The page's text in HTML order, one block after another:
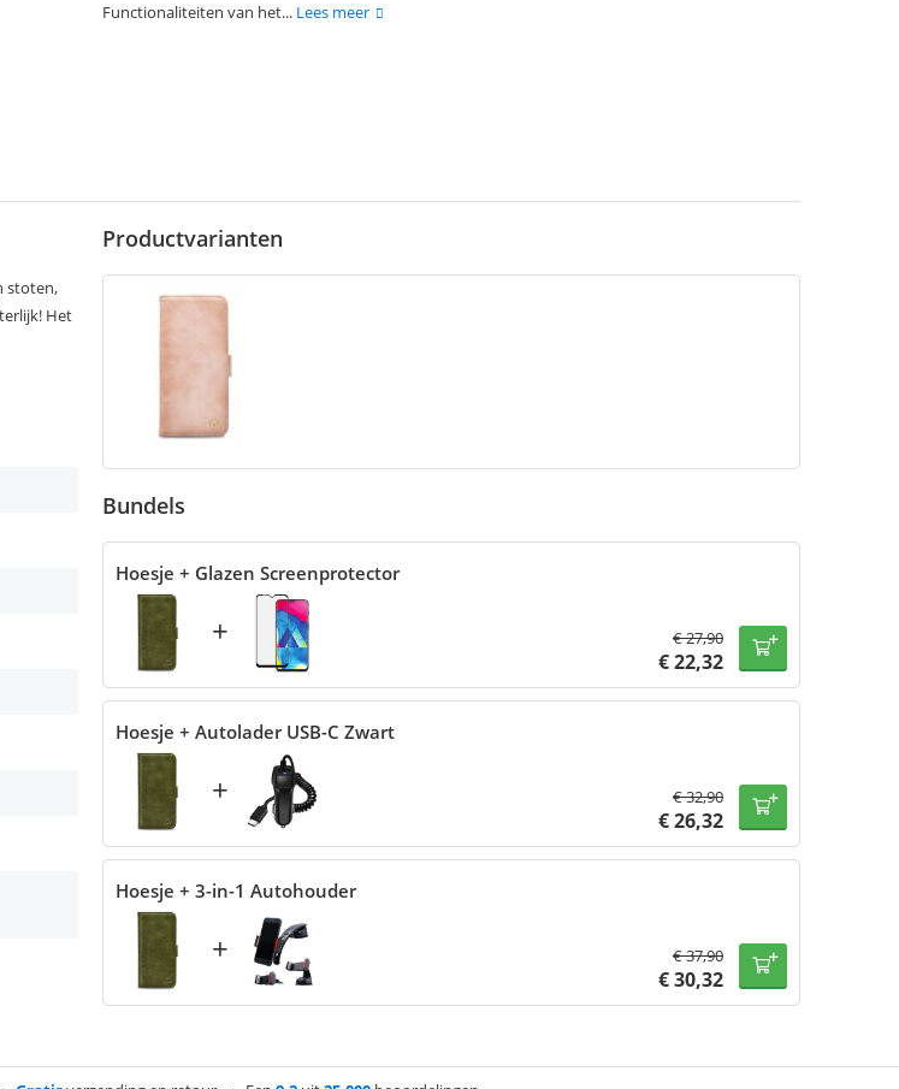
Functionaliteiten van het... Lees meer
stoten,
Het
Productvarianten
Bundels
Hoesje + Glazen Screenprotector
+ €27,90
€22,32
Hoesje + Autolader USB-C Zwart
+ €32,90
€26,32
Hoesje + 3-in-1 Autohouder
+ €37,90
€30,32